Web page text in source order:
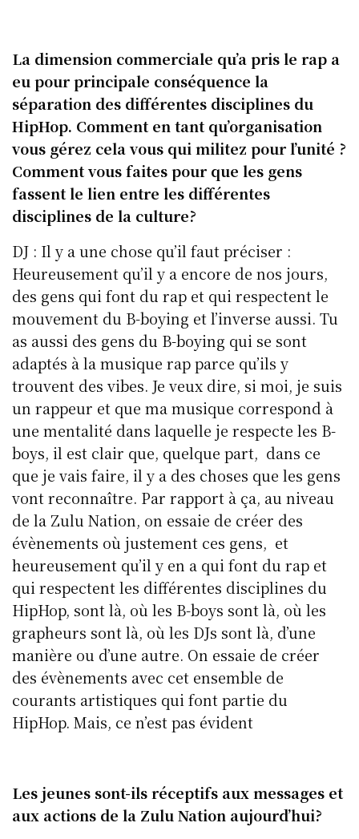
La dimension commerciale qu’a pris le rap a
eu pour principale conséquence la
séparation des différentes disciplines du
HipHop. Comment en tant qu’organisation
vous gérez cela vous qui militez pour l’unité ?
Comment vous faites pour que les gens
fassent le lien entre les différentes
disciplines de la culture?
DJ : Il y a une chose qu’il faut préciser :
Heureusement qu’il y a encore de nos jours,
des gens qui font du rap et qui respectent le
mouvement du B-boying et l’inverse aussi. Tu
as aussi des gens du B-boying qui se sont
adaptés à la musique rap parce qu’ils y
trouvent des vibes. Je veux dire, si moi, je suis
un rappeur et que ma musique correspond à
une mentalité dans laquelle je respecte les B-
boys, il est clair que, quelque part, dans ce
que je vais faire, il y a des choses que les gens
vont reconnaître. Par rapport à ça, au niveau
de la Zulu Nation, on essaie de créer des
évènements où justement ces gens, et
heureusement qu’il y en a qui font du rap et
qui respectent les différentes disciplines du
HipHop, sont là, où les B-boys sont là, où les
grapheurs sont là, où les DJs sont là, d’une
manière ou d’une autre. On essaie de créer
des évènements avec cet ensemble de
courants artistiques qui font partie du
HipHop. Mais, ce n’est pas évident
Les jeunes sont-ils réceptifs aux messages et
aux actions de la Zulu Nation aujourd’hui?